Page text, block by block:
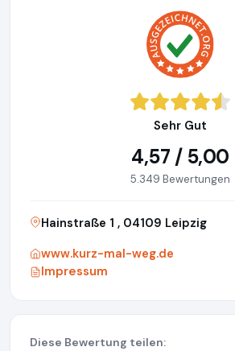
Sehr Gut
4,57 / 5,00
5.349 Bewertungen
Hainstraße 1 , 04109 Leipzig
www.kurz-mal-weg.de
Impressum
Diese Bewertung teilen: